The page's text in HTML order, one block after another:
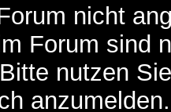
nicht
Forum sind
nutzen